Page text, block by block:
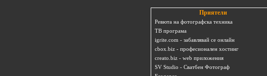
Приятели
Ревюта на фотографска техника
ТВ програма
igrite.com - забавлявай се онлайн
cbox.biz - професионален хостинг
creato.biz - web приложения
SV Studio - Сватбен Фотограф